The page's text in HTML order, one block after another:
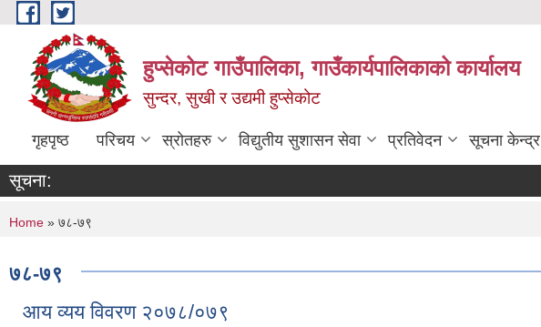
Skip to main content
हुप्सेकोट गाउँपालिका, गाउँकार्यपालिकाको कार्यालय
सुन्दर, सुखी र उद्यमी हुप्सेकोट
गृहपृष्ठ परिचय स्रोतहरु विद्युतीय सुशासन सेवा प्रतिवेदन सूचना केन्द्र
सूचना:
You are here
Home » ७८-७९
७८-७९
आय व्यय विवरण २०७८/०७९